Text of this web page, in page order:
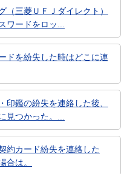
（三菱ＵＦＪダイレクト）
ワードをロッ...
ドを紛失した時はどこに連
印鑑の紛失を連絡した後、
見つかった。...
約カード紛失を連絡した
合は。